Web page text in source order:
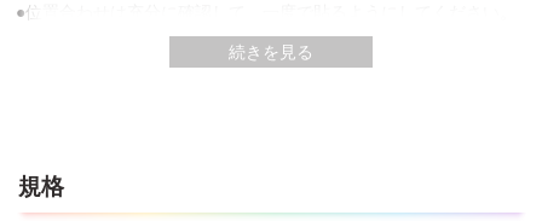
●位置合わせは充分に確認して、一度で貼るようにしてください。
（下地の素材が弱い場合は、貼り直したりシートをはがす際に下地
素材の表面がはがれる場合があります。）
●シートをはがす際、下地に粘着剤が残ることがあります。
続きを見る
規格